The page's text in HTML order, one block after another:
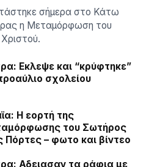
σήμερα στο Κάτω
η Μεταμόρφωση του
Εκλεψε και “κρύφτηκε”
σχολείου
Η εορτή της
του Σωτήρος
Πόρτες – φωτο και βίντεο
Αδειασαν τα ράφια με